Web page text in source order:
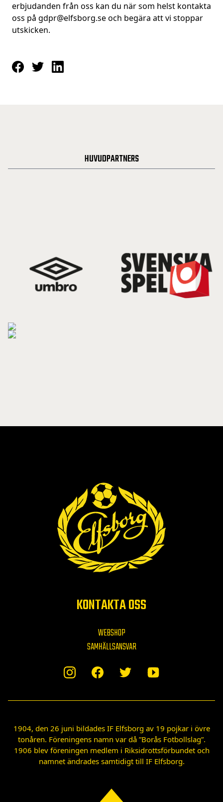
erbjudanden från oss kan du när som helst kontakta
oss på gdpr@elfsborg.seoch begära att vi stoppar
utskicken.
HUVUDPARTNERS
KONTAKTA OSS
WEBSHOP
SAMHÄLLSANSVAR
1904, den 26 juni bildades IF Elfsborg av 19 pojkar i övre
tonåren. Föreningens namn var då ”Borås Fotbollslag”.
1906 blev föreningen medlem i Riksidrottsförbundet och
namnet ändrades samtidigt till IF Elfsborg.